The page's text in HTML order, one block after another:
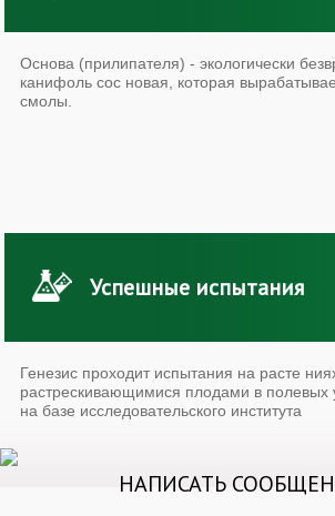
Основа (прилипателя) - экологически
канифоль сос новая, которая
смолы.
Успешные испытания
Генезис проходит испытания на расте
растрескивающимися плодами в полевых
на базе исследовательского института
НАПИСАТЬ